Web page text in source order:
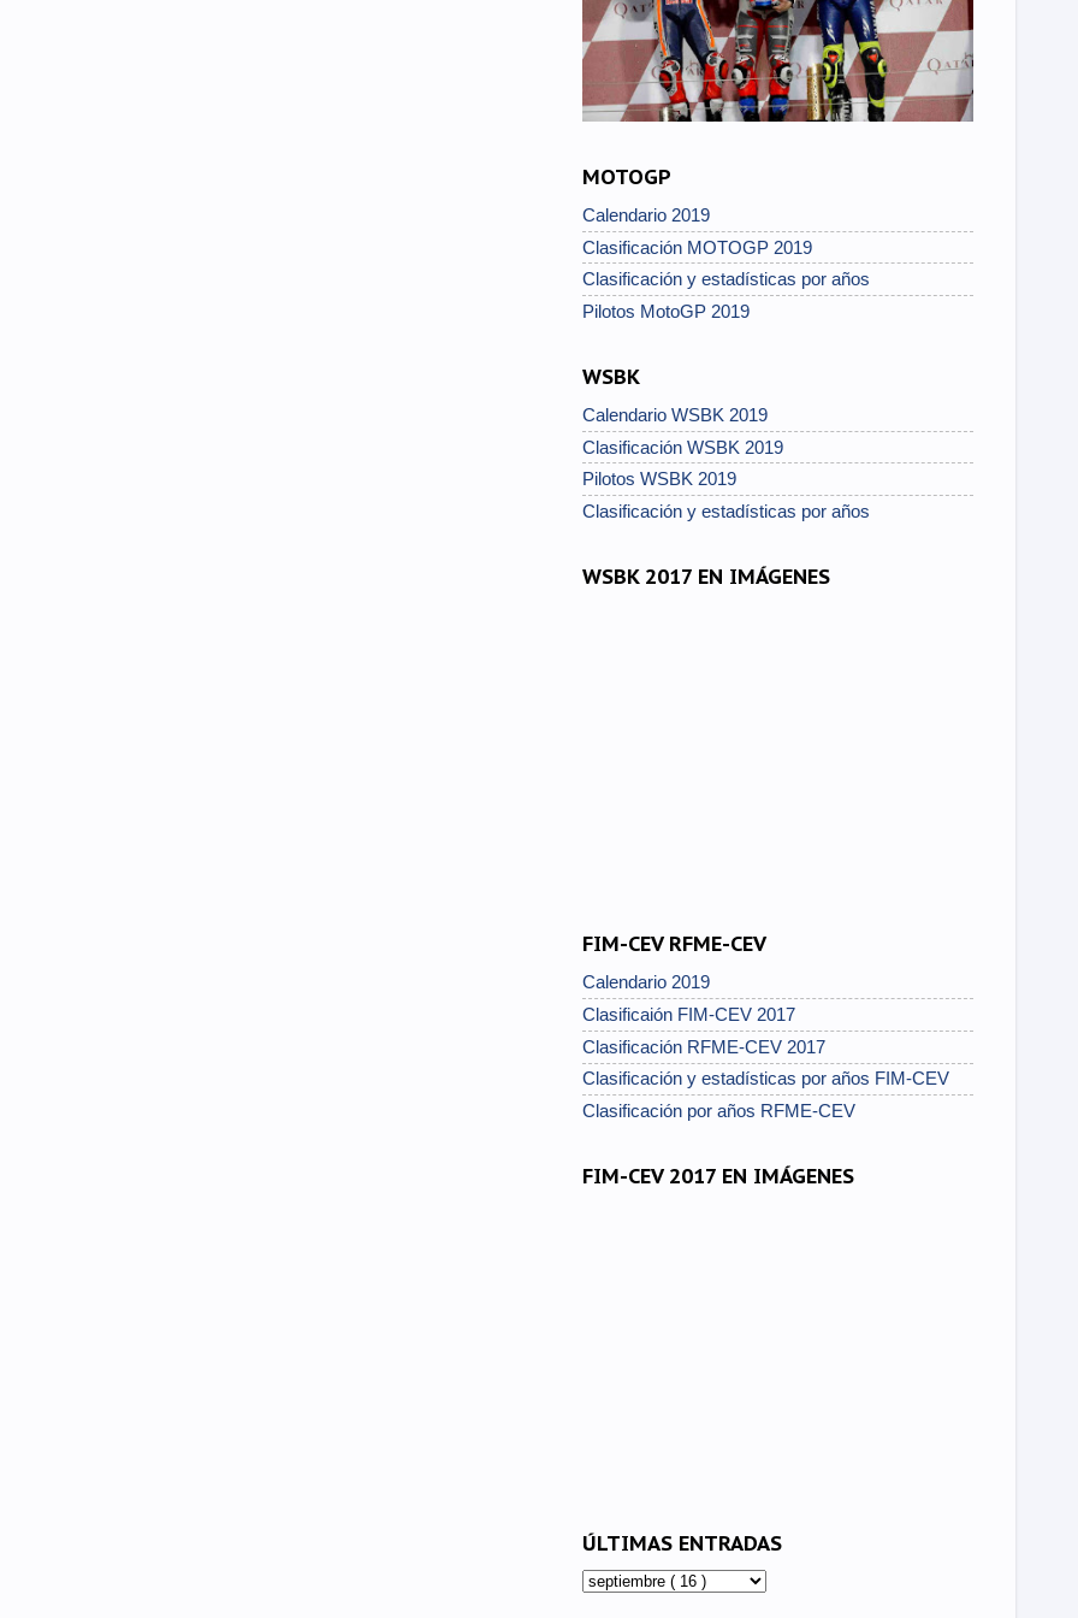
MOTOGP
Calendario 2019
Clasificación MOTOGP 2019
Clasificación y estadísticas por años
Pilotos MotoGP 2019
WSBK
Calendario WSBK 2019
Clasificación WSBK 2019
Pilotos WSBK 2019
Clasificación y estadísticas por años
WSBK 2017 EN IMÁGENES
FIM-CEV RFME-CEV
Calendario 2019
Clasificaión FIM-CEV 2017
Clasificación RFME-CEV 2017
Clasificación y estadísticas por años FIM-CEV
Clasificación por años RFME-CEV
FIM-CEV 2017 EN IMÁGENES
ÚLTIMAS ENTRADAS